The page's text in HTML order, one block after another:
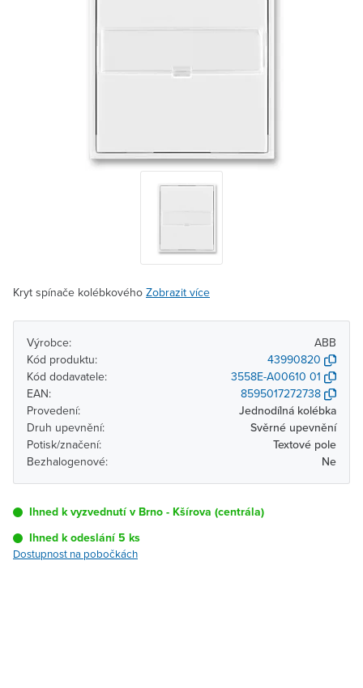
Kryt spínače kolébkového Zobrazit více
Výrobce:
ABB
Kód produktu:
43990820
Kód dodavatele:
3558E-A00610 01
EAN:
8595017272738
Provedení:
Jednodílná kolébka
Druh upevnění:
Svěrné upevnění
Potisk/značení:
Textové pole
Bezhalogenové:
Ne
Ihned k vyzvednutí v Brno - Kšírova (centrála)
Ihned k odeslání 5 ks
Dostupnost na pobočkách